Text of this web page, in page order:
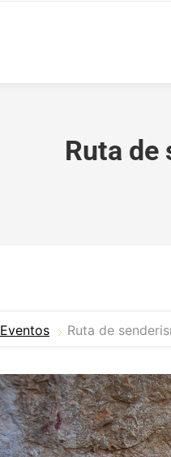
Ruta de
Eventos Ruta de